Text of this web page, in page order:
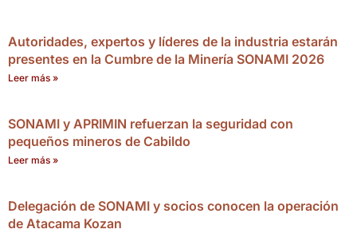
Autoridades, expertos y líderes de la industria estarán
presentes en la Cumbre de la Minería SONAMI 2026
Leer más »
SONAMI y APRIMIN refuerzan la seguridad con
pequeños mineros de Cabildo
Leer más »
Delegación de SONAMI y socios conocen la operación
de Atacama Kozan